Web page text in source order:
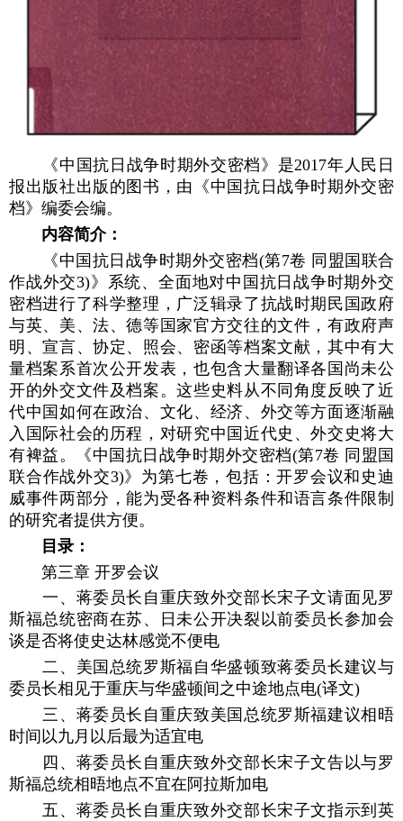
《中国抗日战争时期外交密档》是2017年人民日
报出版社出版的图书，由《中国抗日战争时期外交密
档》编委会编。
内容简介：
《中国抗日战争时期外交密档(第7卷 同盟国联合
作战外交3)》系统、全面地对中国抗日战争时期外交
密档进行了科学整理，广泛辑录了抗战时期民国政府
与英、美、法、德等国家官方交往的文件，有政府声
明、宣言、协定、照会、密函等档案文献，其中有大
量档案系首次公开发表，也包含大量翻译各国尚未公
开的外交文件及档案。这些史料从不同角度反映了近
代中国如何在政治、文化、经济、外交等方面逐渐融
入国际社会的历程，对研究中国近代史、外交史将大
有裨益。《中国抗日战争时期外交密档(第7卷 同盟国
联合作战外交3)》为第七卷，包括：开罗会议和史迪
威事件两部分，能为受各种资料条件和语言条件限制
的研究者提供方便。
目录：
第三章 开罗会议
一、蒋委员长自重庆致外交部长宋子文请面见罗
斯福总统密商在苏、日未公开决裂以前委员长参加会
谈是否将使史达林感觉不便电
二、美国总统罗斯福自华盛顿致蒋委员长建议与
委员长相见于重庆与华盛顿间之中途地点电(译文)
三、蒋委员长自重庆致美国总统罗斯福建议相晤
时间以九月以后最为适宜电
四、蒋委员长自重庆致外交部长宋子文告以与罗
斯福总统相晤地点不宜在阿拉斯加电
五、蒋委员长自重庆致外交部长宋子文指示到英